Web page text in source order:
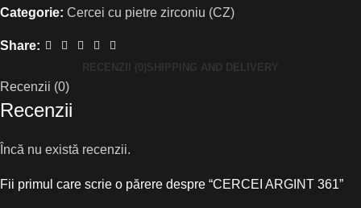
Categorie: Cercei cu pietre zirconiu (CZ)
Share:
RECENZII (0) SHIPPING AND DELIVERY
Recenzii (0)
Recenzii
Încă nu există recenzii.
Fii primul care scrie o părere despre “CERCEI ARGINT 361”